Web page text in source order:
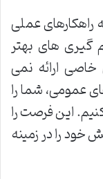
راهکارهای عملی
گیری های بهتر
ارائه نمی
عمومی، شما را
این فرصت را
خود را در زمینه